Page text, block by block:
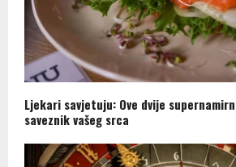
Ljekari savjetuju: Ove dvije
saveznik vašeg srca